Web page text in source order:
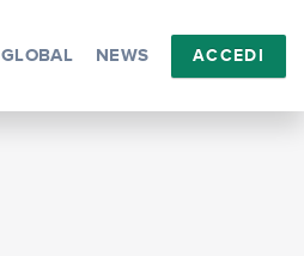
GLOBAL NEWS ACCEDI